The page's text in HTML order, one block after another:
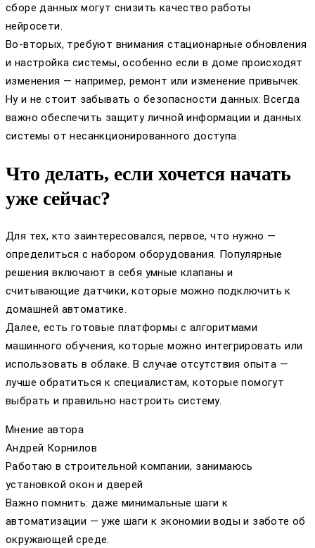
сборе данных могут снизить качество работы
нейросети.
Во-вторых, требуют внимания стационарные обновления
и настройка системы, особенно если в доме происходят
изменения — например, ремонт или изменение привычек.
Ну и не стоит забывать о безопасности данных. Всегда
важно обеспечить защиту личной информации и данных
системы от несанкционированного доступа.
Что делать, если хочется начать
уже сейчас?
Для тех, кто заинтересовался, первое, что нужно —
определиться с набором оборудования. Популярные
решения включают в себя умные клапаны и
считывающие датчики, которые можно подключить к
домашней автоматике.
Далее, есть готовые платформы с алгоритмами
машинного обучения, которые можно интегрировать или
использовать в облаке. В случае отсутствия опыта —
лучше обратиться к специалистам, которые помогут
выбрать и правильно настроить систему.
Мнение автора
Андрей Корнилов
Работаю в строительной компании, занимаюсь
установкой окон и дверей
Важно помнить: даже минимальные шаги к
автоматизации — уже шаги к экономии воды и заботе об
окружающей среде.